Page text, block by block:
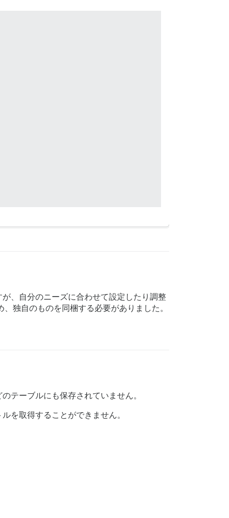
、自分のニーズに合わせて設定したり調整
独自のものを同梱する必要がありました。
テーブルにも保存されていません。
を取得することができません。